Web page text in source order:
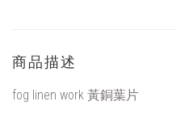
商品描述
fog linen work 黃銅葉片